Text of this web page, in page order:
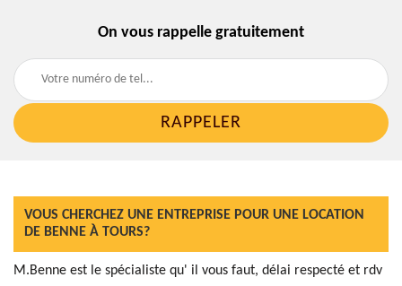
On vous rappelle gratuitement
VOUS CHERCHEZ UNE ENTREPRISE POUR UNE LOCATION
DE BENNE À TOURS?
M.Benne est le spécialiste qu' il vous faut, délai respecté et rdv